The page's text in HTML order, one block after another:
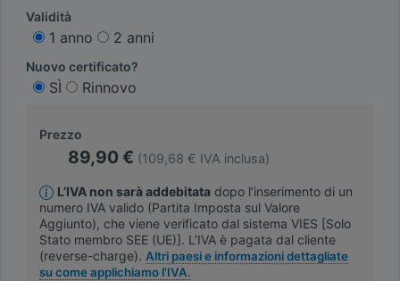
Validità
1 anno 2 anni
Nuovo certificato?
SÌ Rinnovo
Prezzo
89,90 € (109,68 € IVA inclusa)
L’IVA non sarà addebitata dopo l’inserimento di un
numero IVA valido (Partita Imposta sul Valore
Aggiunto), che viene verificato dal sistema VIES [Solo
Stato membro SEE (UE)]. L’IVA è pagata dal cliente
(reverse-charge). Altri paesi e informazioni dettagliate
su come applichiamo l'IVA.